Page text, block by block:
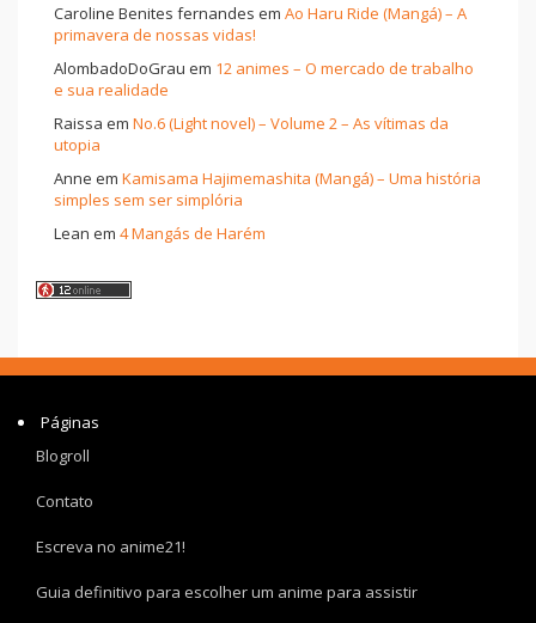
Caroline Benites fernandes em Ao Haru Ride (Mangá) – A
primavera de nossas vidas!
AlombadoDoGrau em 12 animes – O mercado de trabalho
e sua realidade
Raissa em No.6 (Light novel) – Volume 2 – As vítimas da
utopia
Anne em Kamisama Hajimemashita (Mangá) – Uma história
simples sem ser simplória
Lean em 4 Mangás de Harém
Páginas
Blogroll
Contato
Escreva no anime21!
Guia definitivo para escolher um anime para assistir